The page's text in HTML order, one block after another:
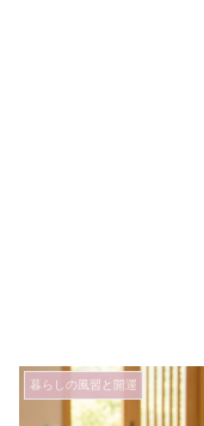
暮らしの風習と開運